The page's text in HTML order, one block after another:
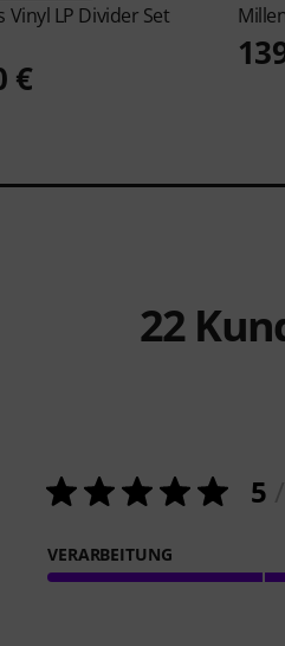
Vinyl LP Divider Set
€
22
5
VERARBEITUNG